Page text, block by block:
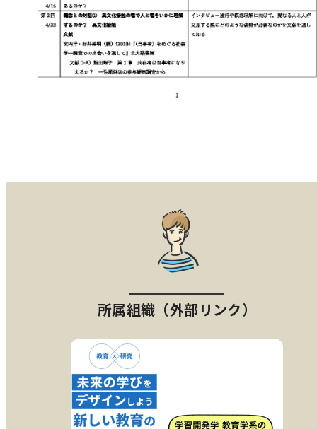
所属組織（外部リンク）